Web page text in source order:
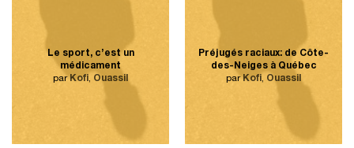
Le sport, c’est un
médicament
parKofi, Ouassil
Préjugés raciaux: de Côte-
des-Neiges à Québec
parKofi, Ouassil